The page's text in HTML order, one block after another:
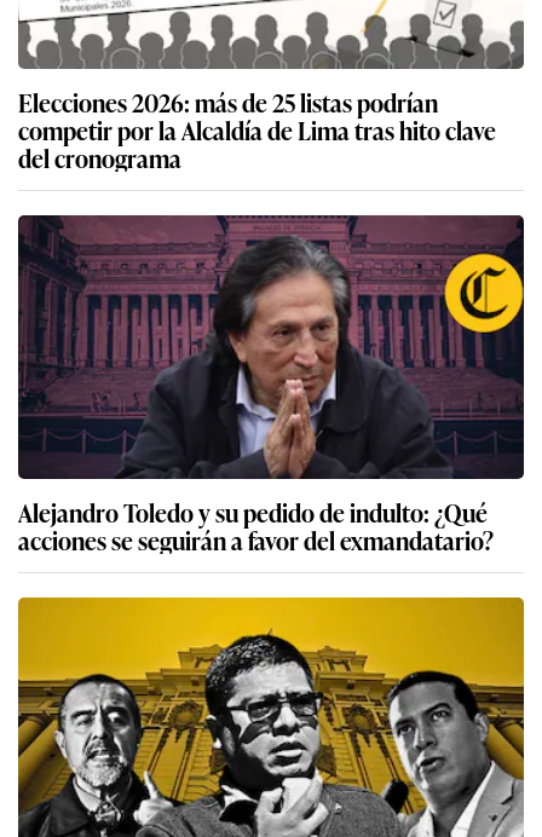
Elecciones 2026: más de 25 listas podrían
competir por la Alcaldía de Lima tras hito clave
del cronograma
Alejandro Toledo y su pedido de indulto: ¿Qué
acciones se seguirán a favor del exmandatario?